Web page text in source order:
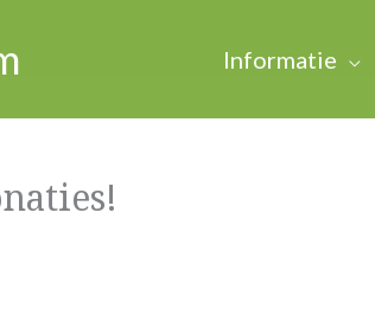
Informatie